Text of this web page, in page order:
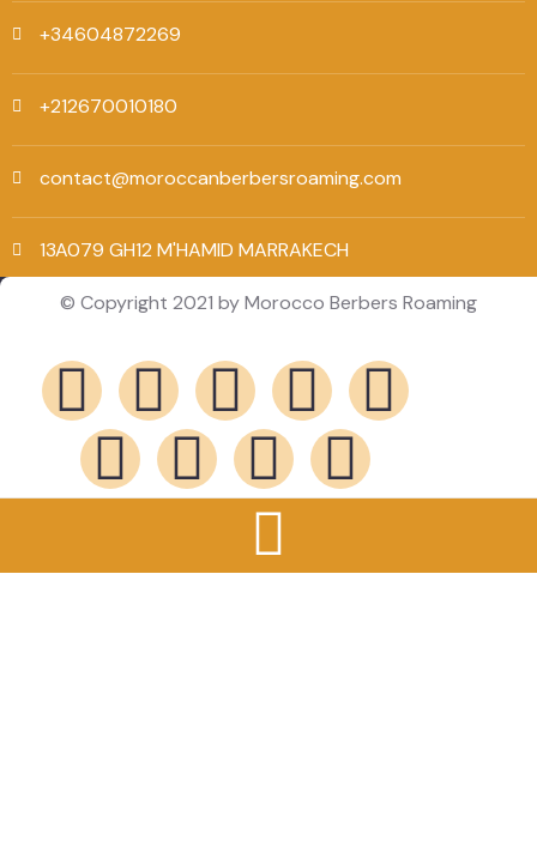
+34604872269
+212670010180
contact@moroccanberbersroaming.com
13A079 GH12 M'HAMID MARRAKECH
© Copyright 2021 by Morocco Berbers Roaming